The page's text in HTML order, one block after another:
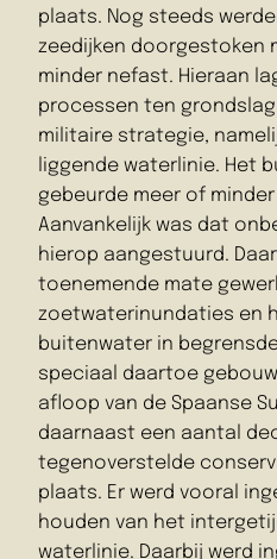
plaats. Nog steeds
zeedijken doorgestoken
minder nefast. Hieraan
processen ten
militaire strategie,
liggende waterlinie. Het
gebeurde meer of minder
Aanvankelijk was dat
hierop aangestuurd.
toenemende mate
zoetwaterinundaties en
buitenwater in
speciaal daartoe
afloop van de Spaanse
daarnaast een aantal
tegenoverstelde
plaats. Er werd vooral
houden van het
waterlinie. Daarbij werd